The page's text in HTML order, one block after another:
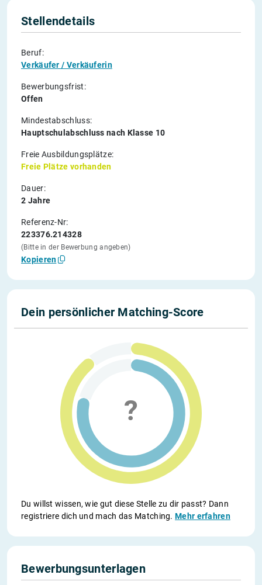
Stellendetails
Beruf:
Verkäufer / Verkäuferin
Bewerbungsfrist:
Offen
Mindestabschluss:
Hauptschulabschluss nach Klasse 10
Freie Ausbildungsplätze:
Freie Plätze vorhanden
Dauer:
2 Jahre
Referenz-Nr:
223376.214328
(Bitte in der Bewerbung angeben)
Kopieren
Dein persönlicher Matching-Score
Du willst wissen, wie gut diese Stelle zu dir passt? Dann
registriere dich und mach das Matching.Mehr erfahren
Bewerbungsunterlagen